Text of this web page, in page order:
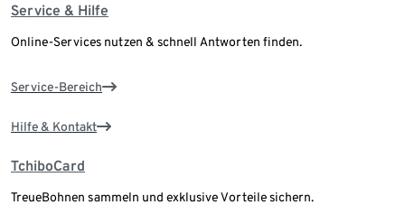
Service & Hilfe
Online-Services nutzen & schnell Antworten finden.
Service-Bereich
Hilfe & Kontakt
TchiboCard
TreueBohnen sammeln und exklusive Vorteile sichern.